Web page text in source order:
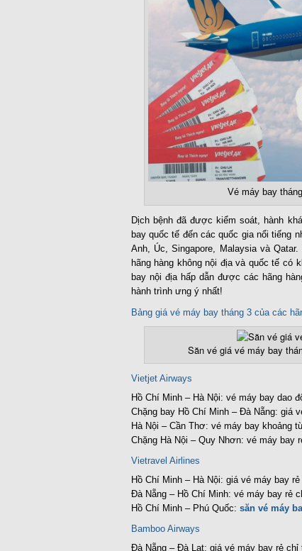
Vé máy bay
Dịch bệnh đã được kiểm soát, hành
bay quốc tế đến các quốc gia nổi tiếng
Anh, Úc, Singapore, Malaysia và
hãng hàng không nội địa và quốc tế có
bay nội địa hấp dẫn được các hãng
hành trình ưng ý nhất!
Bảng giá vé máy bay tháng 3 của các
Săn vé giá vé máy bay
Vietjet Airways
Hồ Chí Minh – Hà Nội: vé máy bay dao
Chặng bay Hồ Chí Minh – Đà Nẵng: giá
Hà Nội – Cần Thơ: vé máy bay khoảng
Chặng Hà Nội – Quy Nhơn: vé máy bay
Vietravel Airlines
Hồ Chí Minh – Hà Nội: giá vé máy bay
Đà Nẵng – Hồ Chí Minh: vé máy bay rẻ
Hồ Chí Minh – Phú Quốc: săn vé máy
Bamboo Airways
Đà Nẵng – Đà Lạt: giá vé máy bay rẻ chỉ